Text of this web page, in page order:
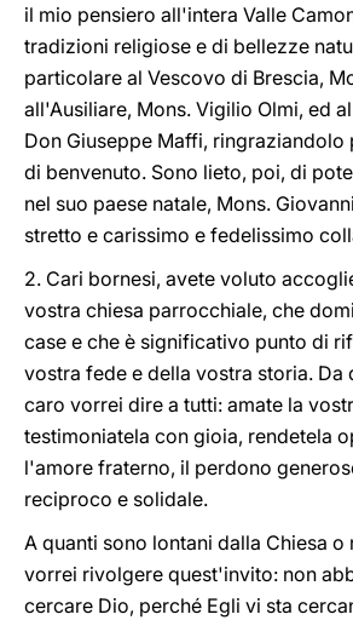
il mio pensiero all'intera Valle
tradizioni religiose e di bellezze
particolare al Vescovo di Brescia,
all'Ausiliare, Mons. Vigilio Olmi, ed
Don Giuseppe Maffi, ringraziandolo
di benvenuto. Sono lieto, poi, di
nel suo paese natale, Mons.
stretto e carissimo e fedelissimo
2. Cari bornesi, avete voluto
vostra chiesa parrocchiale, che
case e che è significativo punto di
vostra fede e della vostra storia. Da
caro vorrei dire a tutti: amate la
testimoniatela con gioia, rendetela
l'amore fraterno, il perdono
reciproco e solidale.
A quanti sono lontani dalla Chiesa o
vorrei rivolgere quest'invito: non
cercare Dio, perché Egli vi sta